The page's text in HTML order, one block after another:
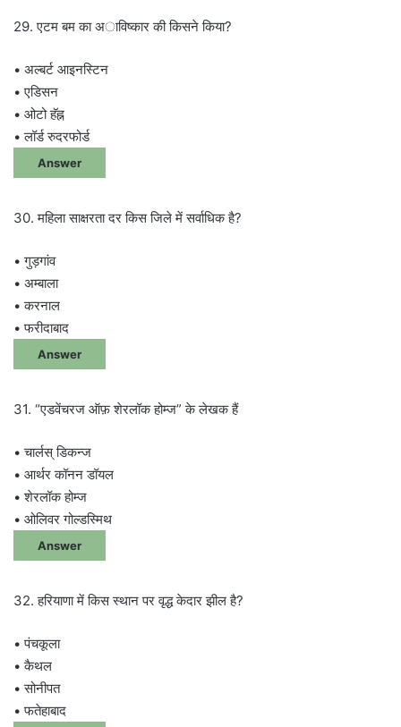
29. एटम बम का अाविष्कार की किसने किया?
• अल्बर्ट आइनस्टिन
• एडिसन
• ओटो हॅह्न
• लॉर्ड रुदरफोर्ड
Answer
30. महिला साक्षरता दर किस जिले में सर्वाधिक है?
• गुड़गांव
• अम्बाला
• करनाल
• फरीदाबाद
Answer
31. “एडवेंचरज ऑफ़ शेरलॉक होम्ज” के लेखक हैं
• चार्लस् डिकन्ज
• आर्थर कॉनन डॉयल
• शेरलॉक होम्ज
• ओलिवर गोल्डस्मिथ
Answer
32. हरियाणा में किस स्थान पर वृद्ध केदार झील है?
• पंचकूला
• कैथल
• सोनीपत
• फतेहाबाद